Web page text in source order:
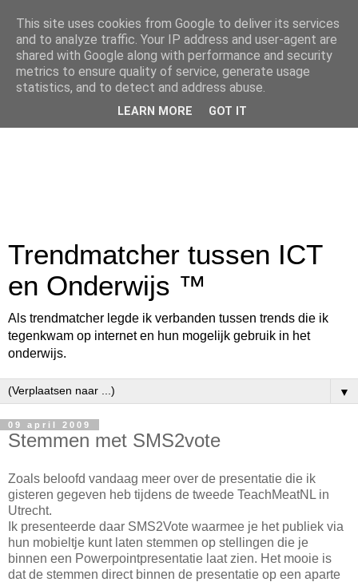
Trendmatcher tussen ICT
en Onderwijs ™
Als trendmatcher legde ik verbanden tussen trends die ik
tegenkwam op internet en hun mogelijk gebruik in het
onderwijs.
▼
09 april 2009
Stemmen met SMS2vote
Zoals beloofd vandaag meer over de presentatie die ik
gisteren gegeven heb tijdens de tweede TeachMeatNL in
Utrecht.
Ik presenteerde daar SMS2Vote waarmee je het publiek via
hun mobieltje kunt laten stemmen op stellingen die je
binnen een Powerpointpresentatie laat zien. Het mooie is
dat de stemmen direct binnen de presentatie op een aparte
This site uses cookies from Google to deliver its services
and to analyze traffic. Your IP address and user-agent are
shared with Google along with performance and security
metrics to ensure quality of service, generate usage
statistics, and to detect and address abuse.
LEARN MORE GOT IT